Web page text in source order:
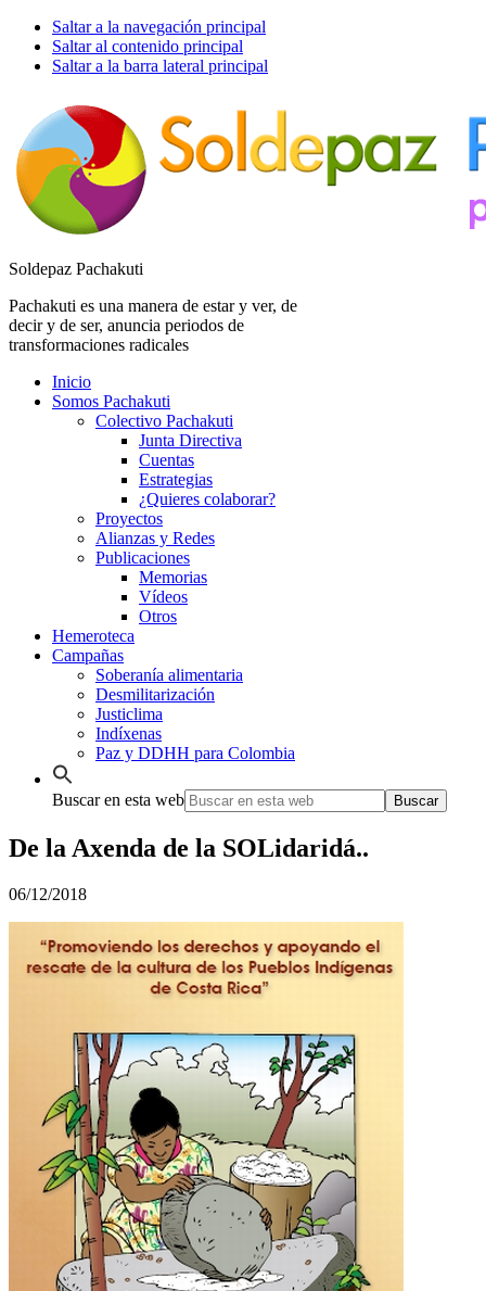
Saltar a la navegación principal
Saltar al contenido principal
Saltar a la barra lateral principal
Soldepaz Pachakuti
Pachakuti es una manera de estar y ver, de
decir y de ser, anuncia periodos de
transformaciones radicales
Inicio
Somos Pachakuti
Colectivo Pachakuti
Junta Directiva
Cuentas
Estrategias
¿Quieres colaborar?
Proyectos
Alianzas y Redes
Publicaciones
Memorias
Vídeos
Otros
Hemeroteca
Campañas
Soberanía alimentaria
Desmilitarización
Justiclima
Indíxenas
Paz y DDHH para Colombia
Buscar en esta web
De la Axenda de la SOLidaridá..
06/12/2018